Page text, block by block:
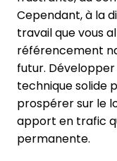
Cependant, à la
travail que vous
référencement
futur.
technique solide
prospérer sur le
apport en trafic
permanente.